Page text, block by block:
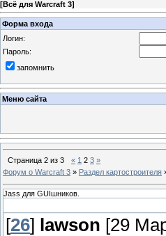
[Всё для Warcraft 3]
Форма входа
Логин:
Пароль:
запомнить
Меню сайта
Страница 2 из 3 « 1 2 3 »
Форум о Warcraft 3 » Раздел картостроителя
Jass для GUIшников.
[26] lawson [29